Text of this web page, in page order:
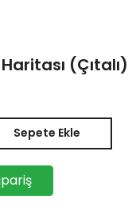
(Çıtalı)
Sepete Ekle